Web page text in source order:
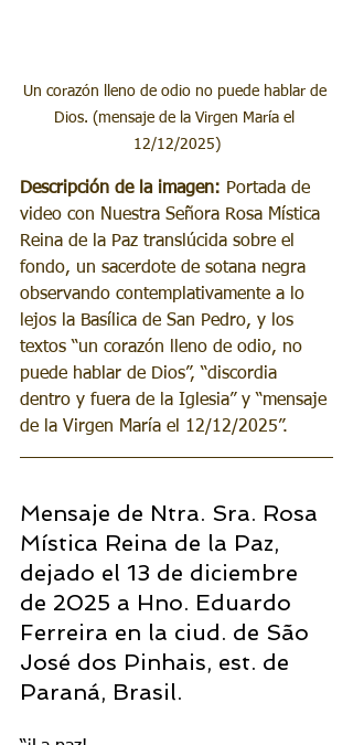
Un corazón lleno de odio no puede hablar de
Dios. (mensaje de la Virgen María el
12/12/2025)
Descripción de la imagen: Portada de
video con Nuestra Señora Rosa Mística
Reina de la Paz translúcida sobre el
fondo, un sacerdote de sotana negra
observando contemplativamente a lo
lejos la Basílica de San Pedro, y los
textos “un corazón lleno de odio, no
puede hablar de Dios”, “discordia
dentro y fuera de la Iglesia” y “mensaje
de la Virgen María el 12/12/2025”.
Mensaje de Ntra. Sra. Rosa
Mística Reina de la Paz,
dejado el 13 de diciembre
de 2025 a Hno. Eduardo
Ferreira en la ciud. de São
José dos Pinhais, est. de
Paraná, Brasil.